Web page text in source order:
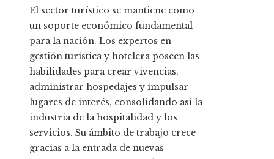
El sector turístico se mantiene como
un soporte económico fundamental
para la nación. Los expertos en
gestión turística y hotelera poseen las
habilidades para crear vivencias,
administrar hospedajes y impulsar
lugares de interés, consolidando así la
industria de la hospitalidad y los
servicios. Su ámbito de trabajo crece
gracias a la entrada de nuevas